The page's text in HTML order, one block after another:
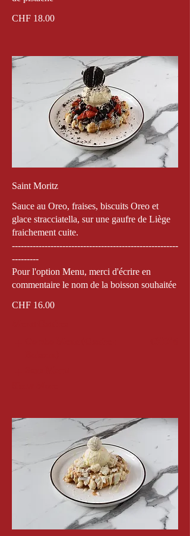
CHF 18.00
Saint Moritz
Sauce au Oreo, fraises, biscuits Oreo et
glace stracciatella, sur une gaufre de Liège
fraichement cuite.
--------------------------------------------------------
---------
Pour l'option Menu, merci d'écrire en
commentaire le nom de la boisson souhaitée
CHF 16.00